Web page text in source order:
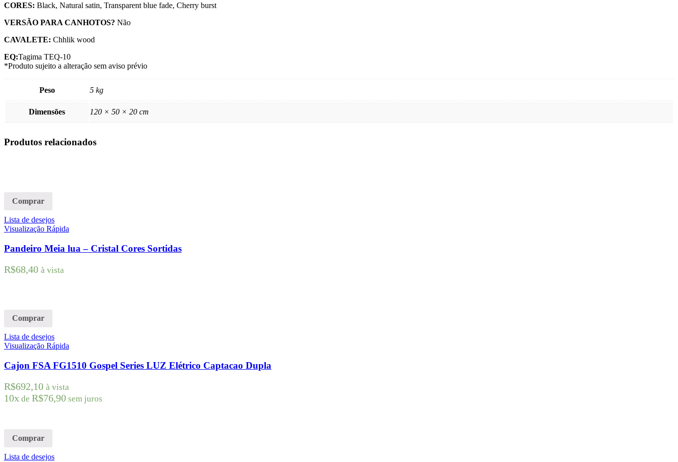
CORES: Black, Natural satin, Transparent blue fade, Cherry burst
VERSÃO PARA CANHOTOS? Não
CAVALETE: Chhlik wood
EQ:Tagima TEQ-10
*Produto sujeito a alteração sem aviso prévio
Peso 5 kg
Dimensões 120 × 50 × 20 cm
Produtos relacionados
Comprar
Lista de desejos
Visualização Rápida
Pandeiro Meia lua – Cristal Cores Sortidas
R$68,40 à vista
Comprar
Lista de desejos
Visualização Rápida
Cajon FSA FG1510 Gospel Series LUZ Elétrico Captacao Dupla
R$692,10 à vista
10x de R$76,90 sem juros
Comprar
Lista de desejos